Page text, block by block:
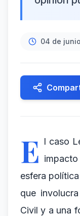
04 de
E l caso
esfera
que
Civil y a una